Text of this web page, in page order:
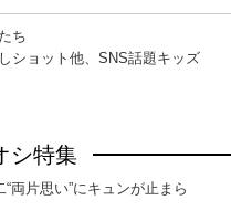
ち
ショット他、SNS話題キッズ
シ特集
両片思い”にキュンが止まら